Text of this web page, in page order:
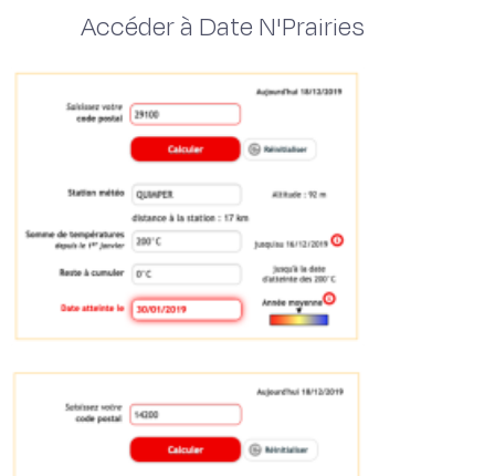
Accéder à Date N'Prairies